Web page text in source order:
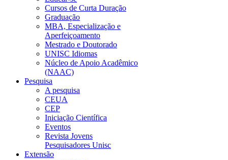
Cursos de Curta Duração
Graduação
MBA, Especialização e
Aperfeiçoamento
Mestrado e Doutorado
UNISC Idiomas
Núcleo de Apoio Acadêmico
(NAAC)
Pesquisa
A pesquisa
CEUA
CEP
Iniciação Científica
Eventos
Revista Jovens
Pesquisadores Unisc
Extensão